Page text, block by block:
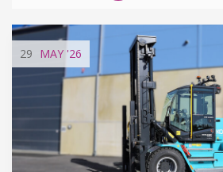
29 MAY '26